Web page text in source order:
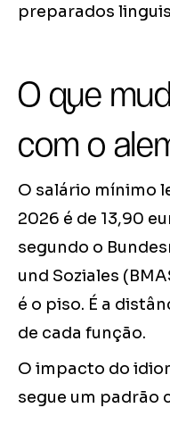
preparados
O que
com o
O salário mínimo
2026 é de 13,90
segundo o
und Soziales
é o piso. É a
de cada função.
O impacto do
segue um padrão